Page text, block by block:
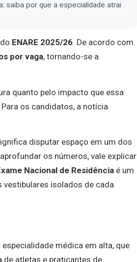
saiba por que a especialidade atrai
ENARE 2025/26. De acordo com
por vaga, tornando-se a
quanto pelo impacto que essa
os candidatos, a notícia
disputar espaço em um dos
os números, vale explicar
Nacional de Residência é um
vestibulares isolados de cada
médica em alta, que
de atletas e praticantes de